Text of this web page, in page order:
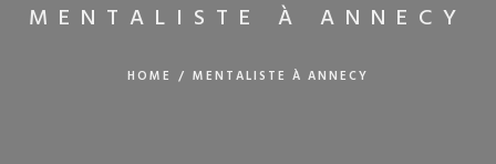
MENTALISTE À ANNECY
HOME / MENTALISTE À ANNECY